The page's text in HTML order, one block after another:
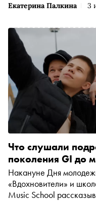
Екатерина Палкина 3
Что слушали
поколения GI до
Накануне Дня
«Вдохновители» и
Music School